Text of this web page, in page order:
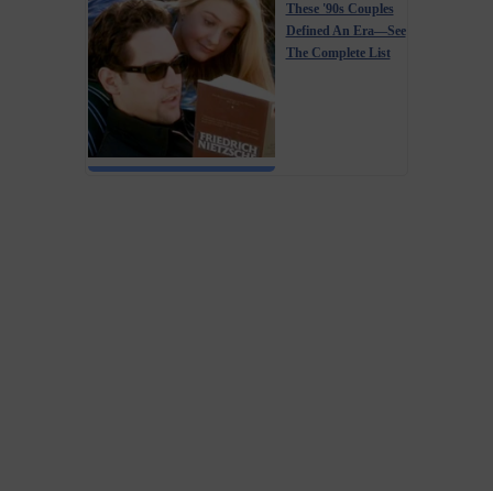
These '90s Couples
Defined An Era—See
The Complete List